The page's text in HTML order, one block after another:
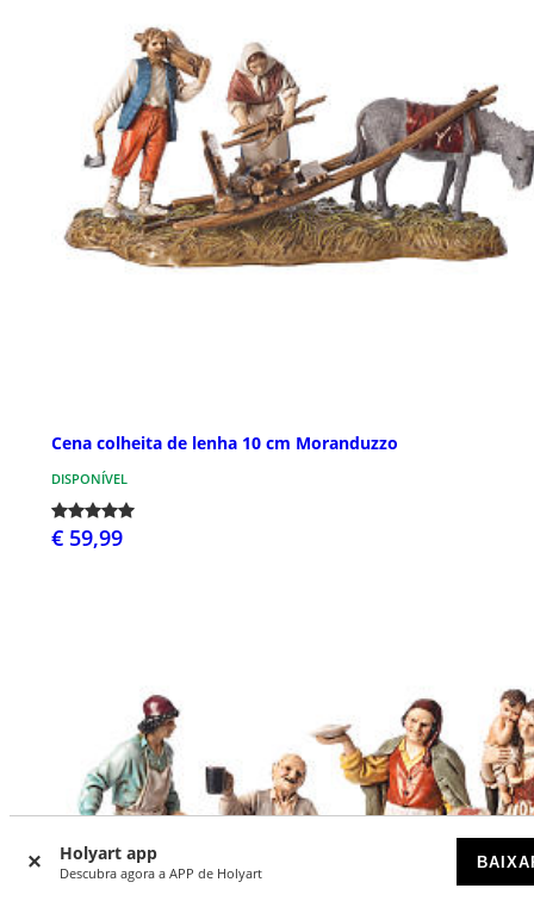
Holyart app
Descubra agora a APP de Holyart
Cena colheita de lenha 10 cm Moranduzzo
DISPONÍVEL
€ 59,99